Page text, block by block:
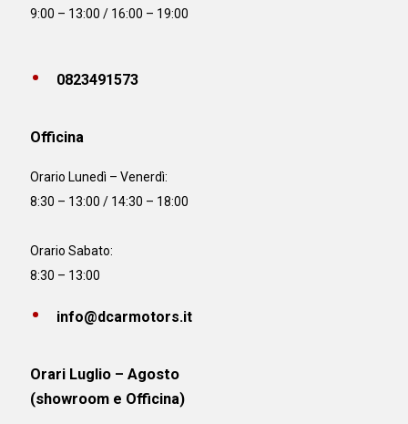
9:00 – 13:00 / 16:00 – 19:00
0823491573
Officina
Orario Lunedì – Venerdì:
8:30 – 13:00 / 14:30 – 18:00
Orario Sabato:
8:30 – 13:00
info@dcarmotors.it
Orari Luglio – Agosto
(showroom e Officina)